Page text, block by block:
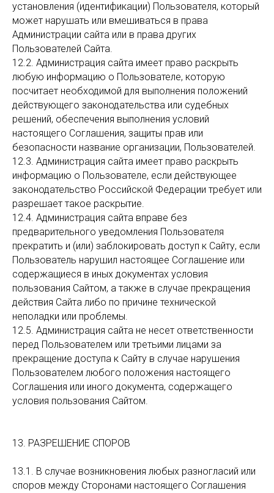
установления (идентификации) Пользователя, который
может нарушать или вмешиваться в права
Администрации сайта или в права других
Пользователей Сайта.
12.2. Администрация сайта имеет право раскрыть
любую информацию о Пользователе, которую
посчитает необходимой для выполнения положений
действующего законодательства или судебных
решений, обеспечения выполнения условий
настоящего Соглашения, защиты прав или
безопасности название организации, Пользователей.
12.3. Администрация сайта имеет право раскрыть
информацию о Пользователе, если действующее
законодательство Российской Федерации требует или
разрешает такое раскрытие.
12.4. Администрация сайта вправе без
предварительного уведомления Пользователя
прекратить и (или) заблокировать доступ к Сайту, если
Пользователь нарушил настоящее Соглашение или
содержащиеся в иных документах условия
пользования Сайтом, а также в случае прекращения
действия Сайта либо по причине технической
неполадки или проблемы.
12.5. Администрация сайта не несет ответственности
перед Пользователем или третьими лицами за
прекращение доступа к Сайту в случае нарушения
Пользователем любого положения настоящего
Соглашения или иного документа, содержащего
условия пользования Сайтом.
13. РАЗРЕШЕНИЕ СПОРОВ
13.1. В случае возникновения любых разногласий или
споров между Сторонами настоящего Соглашения